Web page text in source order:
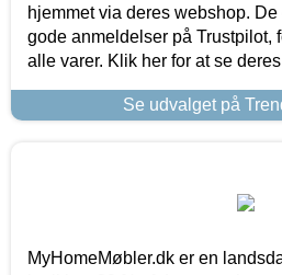
hjemmet via deres webshop.
gode anmeldelser på Trustpilot,
alle varer. Klik her for at se
Se udvalget på
MyHomeMøbler.dk er en